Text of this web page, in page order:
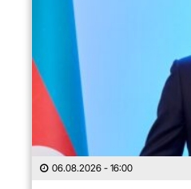
06.08.2026 - 16:00